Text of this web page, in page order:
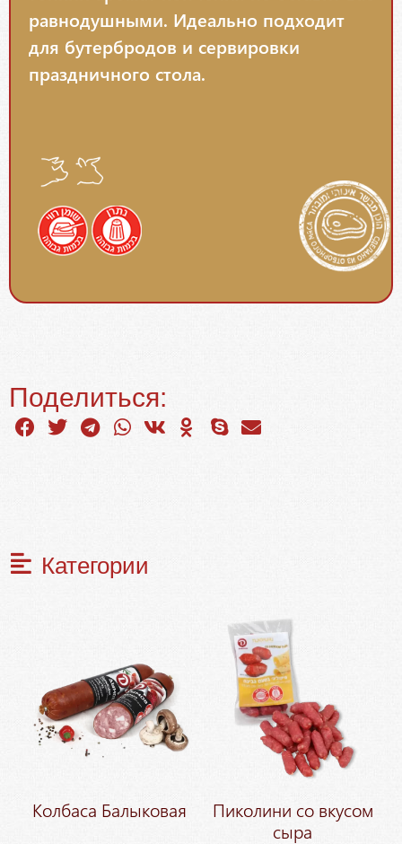
равнодушными. Идеально подходит
для бутербродов и сервировки
праздничного стола.
Поделиться:
Категории
Колбаса Балыковая
Пиколини со вкусом
сыра